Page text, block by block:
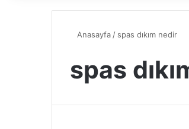
Anasayfa / spas dıkım nedir
spas